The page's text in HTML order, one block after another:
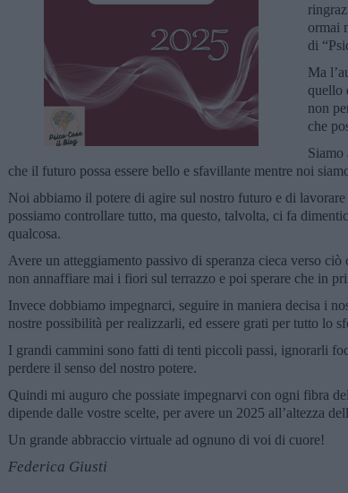
ormai
di
Ma
quello
non
che
Siamo
che il futuro possa essere bello e sfavillante mentre noi
Noi abbiamo il potere di agire sul nostro futuro e di
possiamo controllare tutto, ma questo, talvolta, ci fa
qualcosa.
Avere un atteggiamento passivo di speranza cieca verso
non annaffiare mai i fiori sul terrazzo e poi sperare che in
Invece dobbiamo impegnarci, seguire in maniera decisa i
nostre possibilità per realizzarli, ed essere grati per tutto lo
I grandi cammini sono fatti di tenti piccoli passi, ignorarli
perdere il senso del nostro potere.
Quindi mi auguro che possiate impegnarvi con ogni fibra
dipende dalle vostre scelte, per avere un 2025 all’altezza
Un grande abbraccio virtuale ad ognuno di voi di cuore!
Federica Giusti